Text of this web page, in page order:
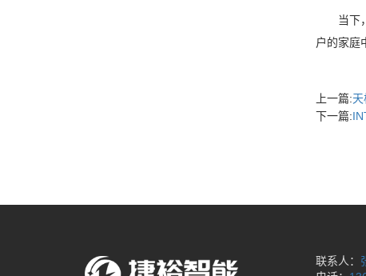
当下，
户的家庭
上一篇:
下一篇:
联系人：